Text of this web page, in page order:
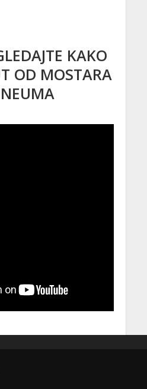
KAKO
OD MOSTARA